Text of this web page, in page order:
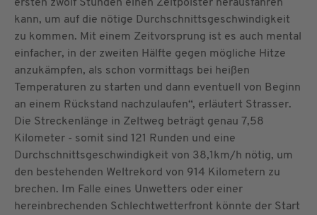
ersten zwölf Stunden einen Zeitpolster herausfahren
kann, um auf die nötige Durchschnittsgeschwindigkeit
zu kommen. Mit einem Zeitvorsprung ist es auch mental
einfacher, in der zweiten Hälfte gegen mögliche Hitze
anzukämpfen, als schon vormittags bei heißen
Temperaturen zu starten und dann eventuell von Beginn
an einem Rückstand nachzulaufen“, erläutert Strasser.
Die Streckenlänge in Zeltweg beträgt genau 7,58
Kilometer - somit sind 121 Runden und eine
Durchschnittsgeschwindigkeit von 38,1km/h nötig, um
den bestehenden Weltrekord von 914 Kilometern zu
brechen. Im Falle eines Unwetters oder einer
hereinbrechenden Schlechtwetterfront könnte der Start